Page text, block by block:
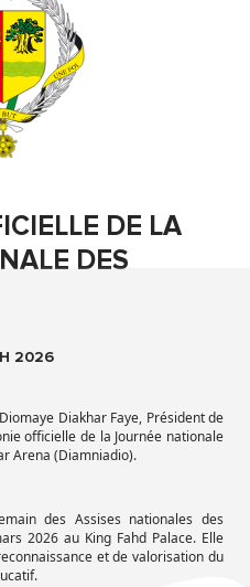
DE LA
DES
2026
Diakhar Faye, Président de
officielle de la Journée nationale
Arena (Diamniadio).
des Assises nationales des
2026 au King Fahd Palace. Elle
et de valorisation du